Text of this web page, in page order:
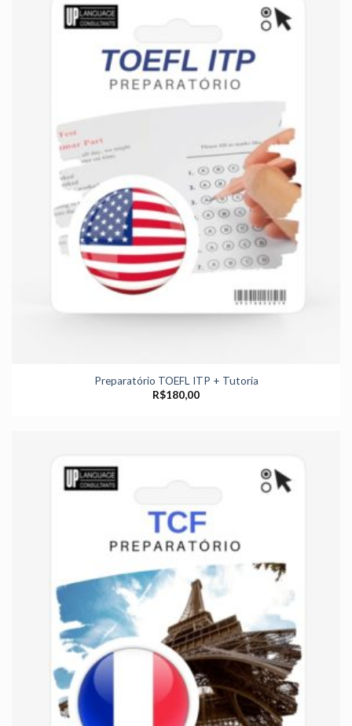
Preparatório TOEFL ITP + Tutoria
R$180,00